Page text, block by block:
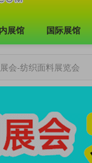
展馆 国际展馆
会-纺织面料展览会